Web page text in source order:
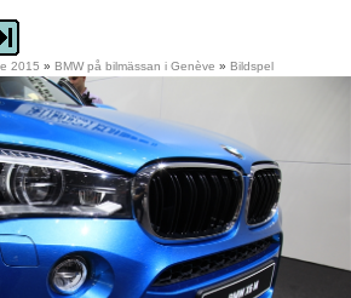
2015 » BMW på bilmässan i Genève » Bildspel